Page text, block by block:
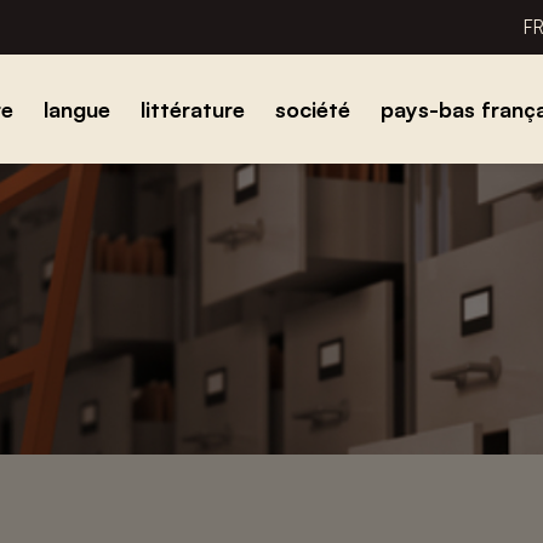
langue littérature société pays-bas